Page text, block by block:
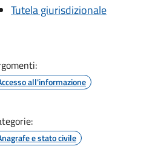
Tutela giurisdizionale
all'informazione
e stato civile